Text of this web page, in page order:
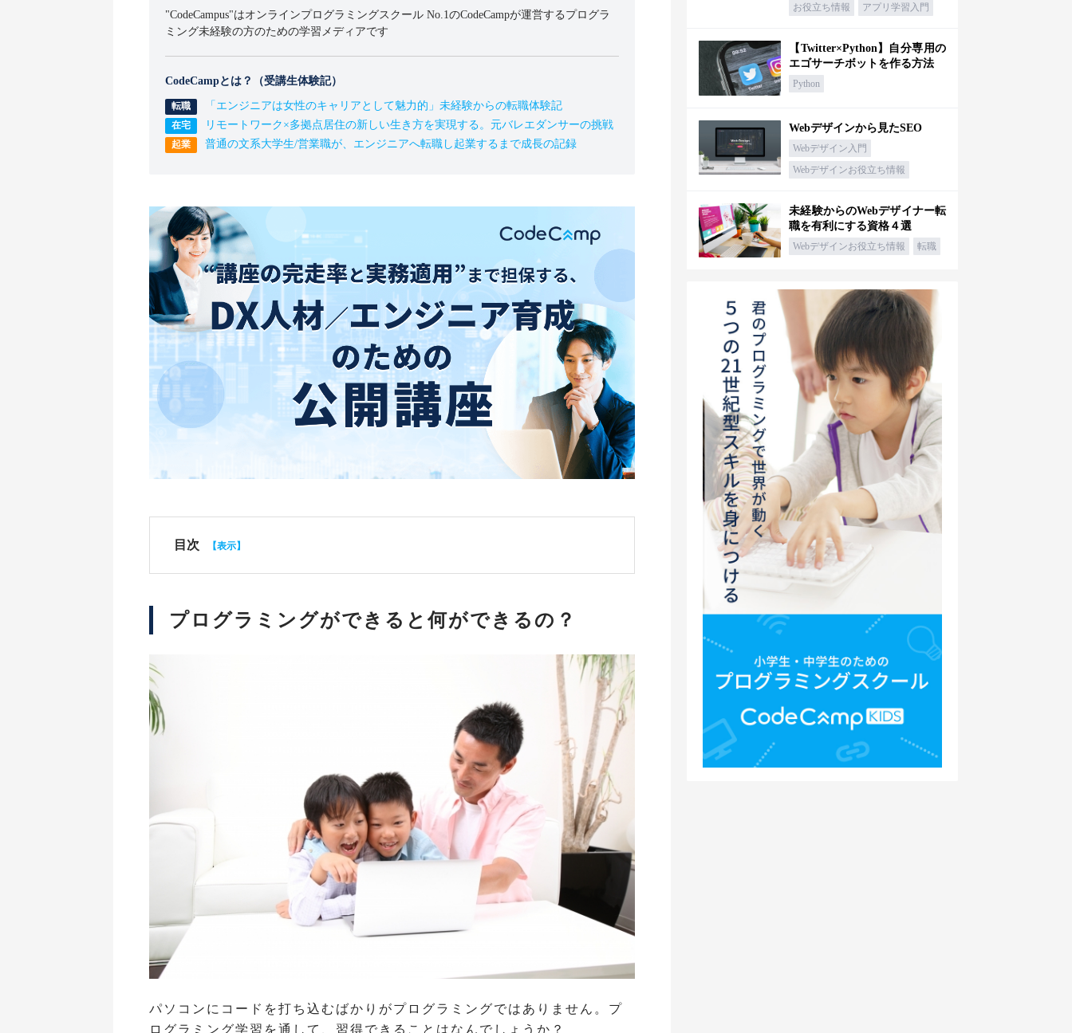
"CodeCampus"はオンラインプログラミングスクール No.1のCodeCampが運営するプログラ
ミング未経験の方のための学習メディアです
CodeCampとは？（受講生体験記）
「エンジニアは女性のキャリアとして魅力的」未経験からの転職体験記
リモートワーク×多拠点居住の新しい生き方を実現する。元バレエダンサーの挑戦
普通の文系大学生/営業職が、エンジニアへ転職し起業するまで成長の記録
目次
プログラミングができると何ができるの？
パソコンにコードを打ち込むばかりがプログラミングではありません。プ
ログラミング学習を通して、習得できることはなんでしょうか？
お役立ち情報
アプリ学習入門
【Twitter×Python】自分専用の
エゴサーチボットを作る方法
Python
Webデザインから見たSEO
Webデザイン入門
Webデザインお役立ち情報
未経験からのWebデザイナー転
職を有利にする資格４選
Webデザインお役立ち情報 転職